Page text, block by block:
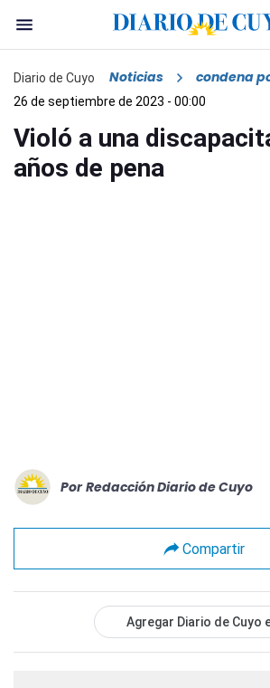
Diario de Cuyo Noticias condena
26 de septiembre de 2023 - 00:00
Violó a una
años de pena
Por Redacción Diario de Cuyo
Compartir
Agregar Diario de Cuyo